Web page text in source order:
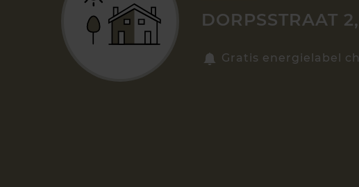
DORPSSTRAAT
Gratis energielabel